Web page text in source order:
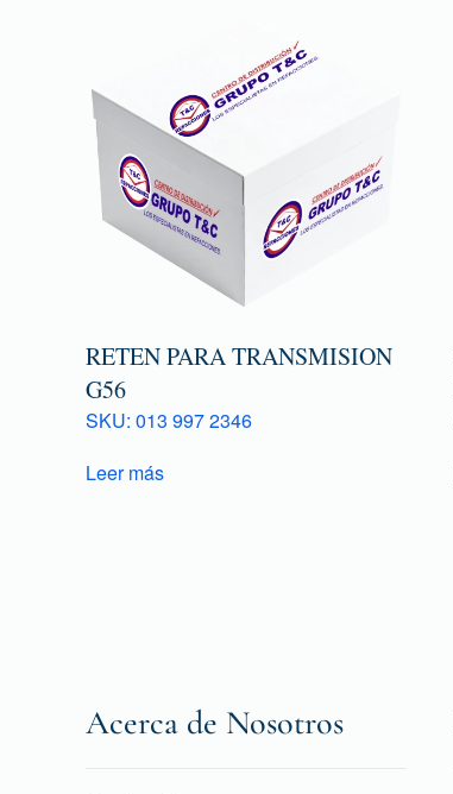
RETEN PARA TRANSMISION
G56
SKU: 013 997 2346
Leer más
Acerca de Nosotros